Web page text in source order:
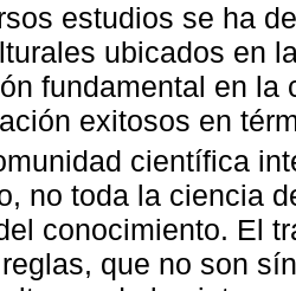
estudios se ha
ubicados en
fundamental en la
exitosos en
científica
no toda la ciencia
conocimiento. El
que no son